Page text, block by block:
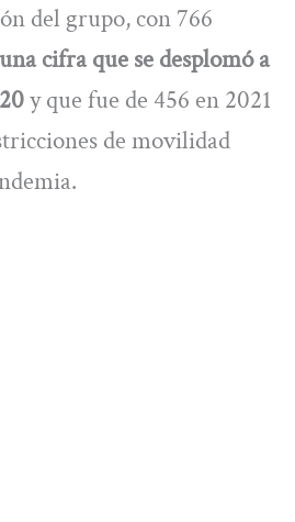
del grupo, con 766
una cifra que se desplomó a
y que fue de 456 en 2021
de movilidad